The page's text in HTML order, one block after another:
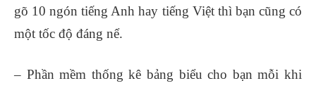
gõ 10 ngón tiếng Anh hay tiếng Việt thì bạn cũng có
một tốc độ đáng nể.
– Phần mềm thống kê bảng biểu cho bạn mỗi khi